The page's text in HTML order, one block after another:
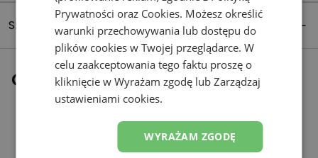
Szczegóły produktu
Ostatnio oglądane
Prywatności oraz Cookies. Możesz określić
warunki przechowywania lub dostępu do
plików cookies w Twojej przeglądarce. W
celu zaakceptowania tego faktu proszę o
kliknięcie w Wyrażam zgodę lub Zarządzaj
ustawieniami cookies.
WYRAŻAM ZGODĘ